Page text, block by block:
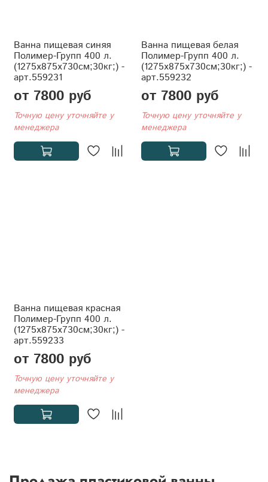
Ванна пищевая синяя
Полимер-Групп 400 л.
(1275x875x730см;30кг;) -
арт.559231
от 7800 руб
Точную цену уточняйте у
менеджера
Ванна пищевая белая
Полимер-Групп 400 л.
(1275x875x730см;30кг;) -
арт.559232
от 7800 руб
Точную цену уточняйте у
менеджера
Ванна пищевая красная
Полимер-Групп 400 л.
(1275x875x730см;30кг;) -
арт.559233
от 7800 руб
Точную цену уточняйте у
менеджера